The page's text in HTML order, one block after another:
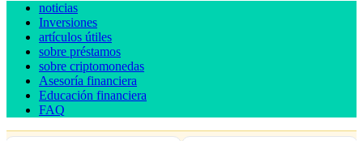
noticias
Inversiones
artículos útiles
sobre préstamos
sobre criptomonedas
Asesoría financiera
Educación financiera
FAQ